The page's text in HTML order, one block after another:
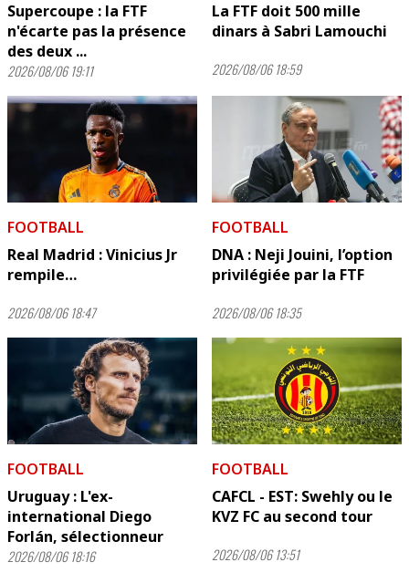
Supercoupe : la FTF
n'écarte pas la présence
des deux ...
2026/08/06 19:11
La FTF doit 500 mille
dinars à Sabri Lamouchi
2026/08/06 18:59
FOOTBALL
Real Madrid : Vinicius Jr
rempile…
2026/08/06 18:47
FOOTBALL
DNA : Neji Jouini, l’option
privilégiée par la FTF
2026/08/06 18:35
FOOTBALL
Uruguay : L'ex-
international Diego
Forlán, sélectionneur
2026/08/06 18:16
FOOTBALL
CAFCL - EST: Swehly ou le
KVZ FC au second tour
2026/08/06 13:51